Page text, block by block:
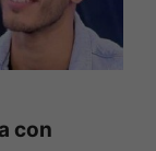
con